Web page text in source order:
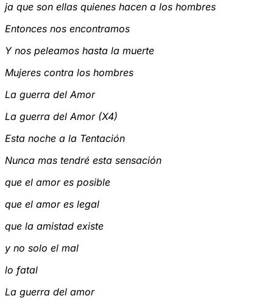
ja que son ellas quienes hacen a los hombres
Entonces nos encontramos
Y nos peleamos hasta la muerte
Mujeres contra los hombres
La guerra del Amor
La guerra del Amor (X4)
Esta noche a la Tentación
Nunca mas tendré esta sensación
que el amor es posible
que el amor es legal
que la amistad existe
y no solo el mal
lo fatal
La guerra del amor